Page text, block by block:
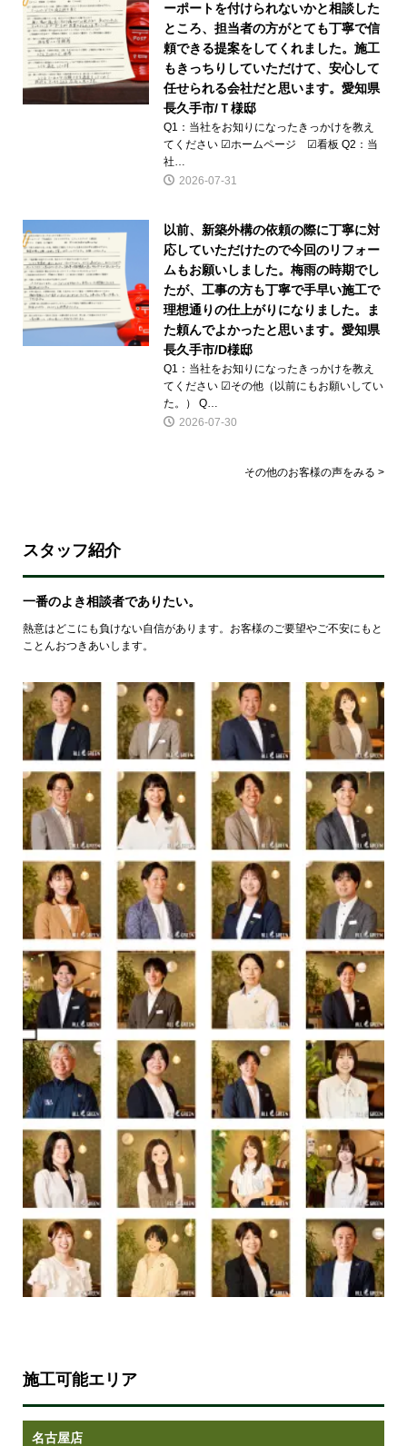
ーポートを付けられないかと相談した
ところ、担当者の方がとても丁寧で信
頼できる提案をしてくれました。施工
もきっちりしていただけて、安心して
任せられる会社だと思います。愛知県
長久手市/Ｔ様邸
Q1：当社をお知りになったきっかけを教え
てください ☑ホームページ ☑看板 Q2：当
社…
2026-07-31
以前、新築外構の依頼の際に丁寧に対
応していただけたので今回のリフォー
ムもお願いしました。梅雨の時期でし
たが、工事の方も丁寧で手早い施工で
理想通りの仕上がりになりました。ま
た頼んでよかったと思います。愛知県
長久手市/D様邸
Q1：当社をお知りになったきっかけを教え
てください ☑その他（以前にもお願いしてい
た。） Q…
2026-07-30
その他のお客様の声をみる >
スタッフ紹介
一番のよき相談者でありたい。
熱意はどこにも負けない自信があります。お客様のご要望やご不安にもと
ことんおつきあいします。
施工可能エリア
名古屋店